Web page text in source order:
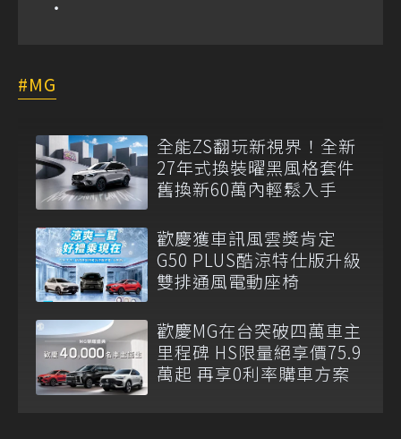
MG
全能ZS翻玩新視界！全新
27年式換裝曜黑風格套件
舊換新60萬內輕鬆入手
歡慶獲車訊風雲獎肯定
G50 PLUS酷涼特仕版升級
雙排通風電動座椅
歡慶MG在台突破四萬車主
里程碑 HS限量絕享價75.9
萬起 再享0利率購車方案